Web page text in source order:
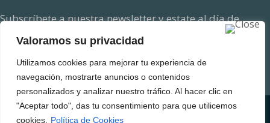
Valoramos su privacidad
Utilizamos cookies para mejorar tu experiencia de
navegación, mostrarte anuncios o contenidos
personalizados y analizar nuestro tráfico. Al hacer clic en
"Aceptar todo", das tu consentimiento para que utilicemos
cookies.
Política de Cookies
Subscríbete a nuestra newsletter y estate al día de
aquellas novedades en el ámbito fiscal que pueden
Copyright © 2025 ZeroFiscal. Todos los derechos